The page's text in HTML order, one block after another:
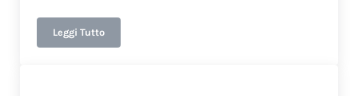
Leggi TuttoCome togliere le macchie del nero di seppia